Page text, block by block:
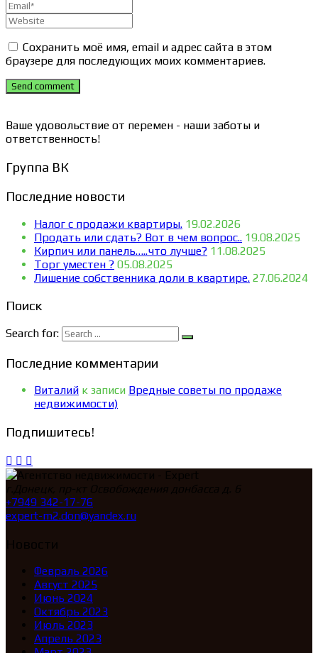
Сохранить моё имя, email и адрес сайта в этом
браузере для последующих моих комментариев.
Send comment
Ваше удовольствие от перемен - наши заботы и
ответственность!
Группа ВК
Последние новости
Налог с продажи квартиры. 19.02.2026
Продать или сдать? Вот в чем вопрос.. 19.08.2025
Кирпич или панель…..что лучше? 11.08.2025
Торг уместен ? 05.08.2025
Лишение собственника доли в квартире. 27.06.2024
Поиск
Search for:
Последние комментарии
Виталий к записи Вредные советы по продаже
недвижимости)
Подпишитесь!
+7949 342-17-76
expert-m2.don@yandex.ru
Февраль 2026
Август 2025
Июнь 2024
Октябрь 2023
Июль 2023
Апрель 2023